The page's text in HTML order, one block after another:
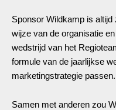
Sponsor Wildkamp is
wijze van de organisatie
wedstrijd van het
formule van de jaarlijkse
marketingstrategie passen.
Samen met anderen zou